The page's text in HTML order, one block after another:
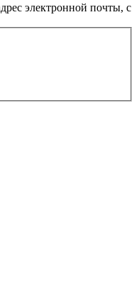
электронной почты, с